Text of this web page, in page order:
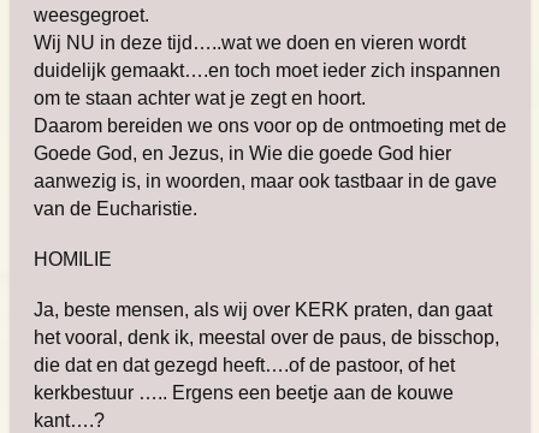
weesgegroet.
Wij NU in deze tijd…..wat we doen en vieren wordt
duidelijk gemaakt….en toch moet ieder zich inspannen
om te staan achter wat je zegt en hoort.
Daarom bereiden we ons voor op de ontmoeting met de
Goede God, en Jezus, in Wie die goede God hier
aanwezig is, in woorden, maar ook tastbaar in de gave
van de Eucharistie.
HOMILIE
Ja, beste mensen, als wij over KERK praten, dan gaat
het vooral, denk ik, meestal over de paus, de bisschop,
die dat en dat gezegd heeft….of de pastoor, of het
kerkbestuur ….. Ergens een beetje aan de kouwe
kant….?